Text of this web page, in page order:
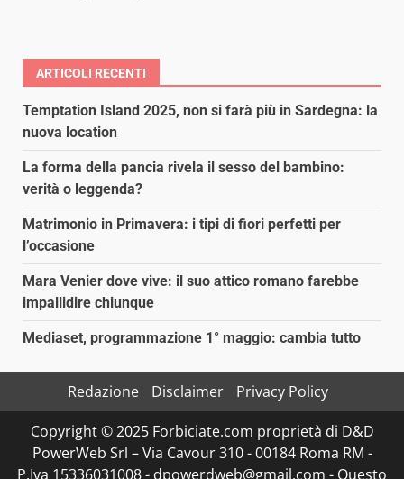
ARTICOLI RECENTI
Temptation Island 2025, non si farà più in Sardegna: la
nuova location
La forma della pancia rivela il sesso del bambino:
verità o leggenda?
Matrimonio in Primavera: i tipi di fiori perfetti per
l’occasione
Mara Venier dove vive: il suo attico romano farebbe
impallidire chiunque
Mediaset, programmazione 1° maggio: cambia tutto
Redazione Disclaimer
Privacy Policy
Copyright © 2025 Forbiciate.com proprietà di D&D
PowerWeb Srl – Via Cavour 310 - 00184 Roma RM -
P.Iva 15336031008 - dpowerdweb@gmail.com - Questo